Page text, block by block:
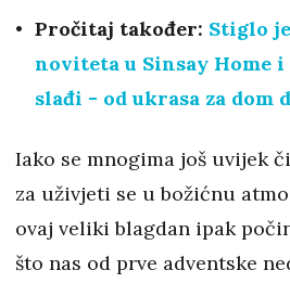
Pročitaj također: Stiglo
noviteta u Sinsay Home
slađi - od ukrasa za dom
Iako se mnogima još uvijek
za uživjeti se u božićnu
ovaj veliki blagdan ipak
što nas od prve adventske